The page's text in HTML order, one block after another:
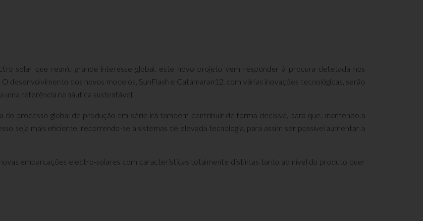
solar que reuniu grande interesse global, este novo projeto vem responder à procura detetada nos
desenvolvimento dos novos modelos, SunFlash e Catamaran12, com várias inovações tecnológicas, serão
referência na náutica sustentável.
do processo global de produção em série irá também contribuir de forma decisiva, para que, mantendo a
seja mais eficiente, recorrendo-se a sistemas de elevada tecnologia, para assim ser possível aumentar a
embarcações electro-solares com características totalmente distintas tanto ao nível do produto quer